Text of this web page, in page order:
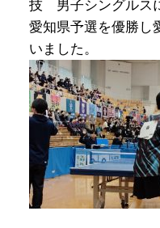
技 男子シングルス
愛知県予選を優勝し
いました。